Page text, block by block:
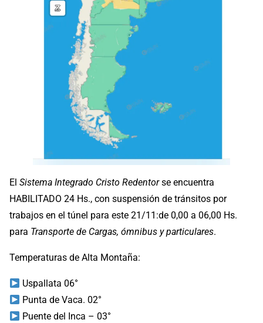
El Sistema Integrado Cristo Redentorse encuentra
HABILITADO 24 Hs., con suspensión de tránsitos por
trabajos en el túnel para este 21/11:de 0,00 a 06,00 Hs.
para Transporte de Cargas, ómnibus y particulares.
Temperaturas de Alta Montaña:
Uspallata 06°
Punta de Vaca. 02°
Puente del Inca – 03°